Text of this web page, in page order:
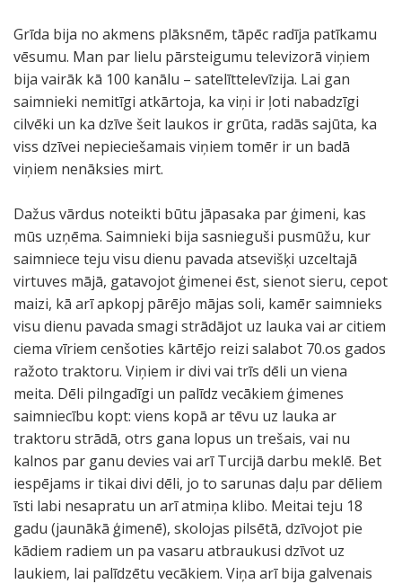
Grīda bija no akmens plāksnēm, tāpēc radīja patīkamu
vēsumu. Man par lielu pārsteigumu televizorā viņiem
bija vairāk kā 100 kanālu – satelīttelevīzija. Lai gan
saimnieki nemitīgi atkārtoja, ka viņi ir ļoti nabadzīgi
cilvēki un ka dzīve šeit laukos ir grūta, radās sajūta, ka
viss dzīvei nepieciešamais viņiem tomēr ir un badā
viņiem nenāksies mirt.
Dažus vārdus noteikti būtu jāpasaka par ģimeni, kas
mūs uzņēma. Saimnieki bija sasnieguši pusmūžu, kur
saimniece teju visu dienu pavada atsevišķi uzceltajā
virtuves mājā, gatavojot ģimenei ēst, sienot sieru, cepot
maizi, kā arī apkopj pārējo mājas soli, kamēr saimnieks
visu dienu pavada smagi strādājot uz lauka vai ar citiem
ciema vīriem cenšoties kārtējo reizi salabot 70.os gados
ražoto traktoru. Viņiem ir divi vai trīs dēli un viena
meita. Dēli pilngadīgi un palīdz vecākiem ģimenes
saimniecību kopt: viens kopā ar tēvu uz lauka ar
traktoru strādā, otrs gana lopus un trešais, vai nu
kalnos par ganu devies vai arī Turcijā darbu meklē. Bet
iespējams ir tikai divi dēli, jo to sarunas daļu par dēliem
īsti labi nesapratu un arī atmiņa klibo. Meitai teju 18
gadu (jaunākā ģimenē), skolojas pilsētā, dzīvojot pie
kādiem radiem un pa vasaru atbraukusi dzīvot uz
laukiem, lai palīdzētu vecākiem. Viņa arī bija galvenais